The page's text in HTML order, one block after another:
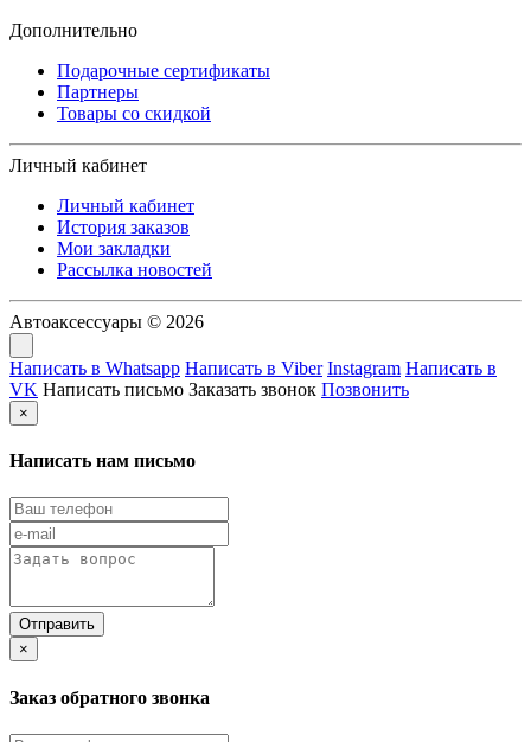
Дополнительно
Подарочные сертификаты
Партнеры
Товары со скидкой
Личный кабинет
Личный кабинет
История заказов
Мои закладки
Рассылка новостей
Автоаксессуары © 2026
Написать в Whatsapp Написать в Viber Instagram Написать в
VK Написать письмо Заказать звонок Позвонить
×
Написать нам письмо
×
Заказ обратного звонка